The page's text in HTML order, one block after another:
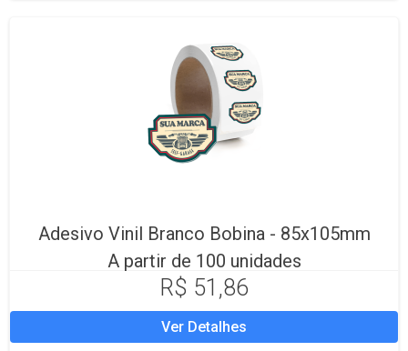
Adesivo Vinil Branco Bobina - 85x105mm
A partir de 100 unidades
R$ 51,86
Ver Detalhes